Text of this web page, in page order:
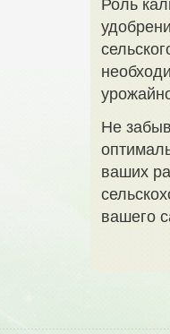
Роль
Не
ваших
вашего